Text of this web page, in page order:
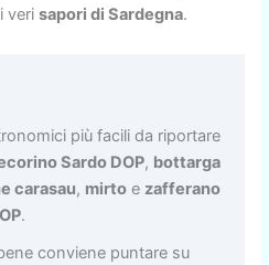
verisapori di Sardegna.
più facili da riportare
Sardo DOP, bottarga
carasau, mirto e zafferano
.
conviene puntare su